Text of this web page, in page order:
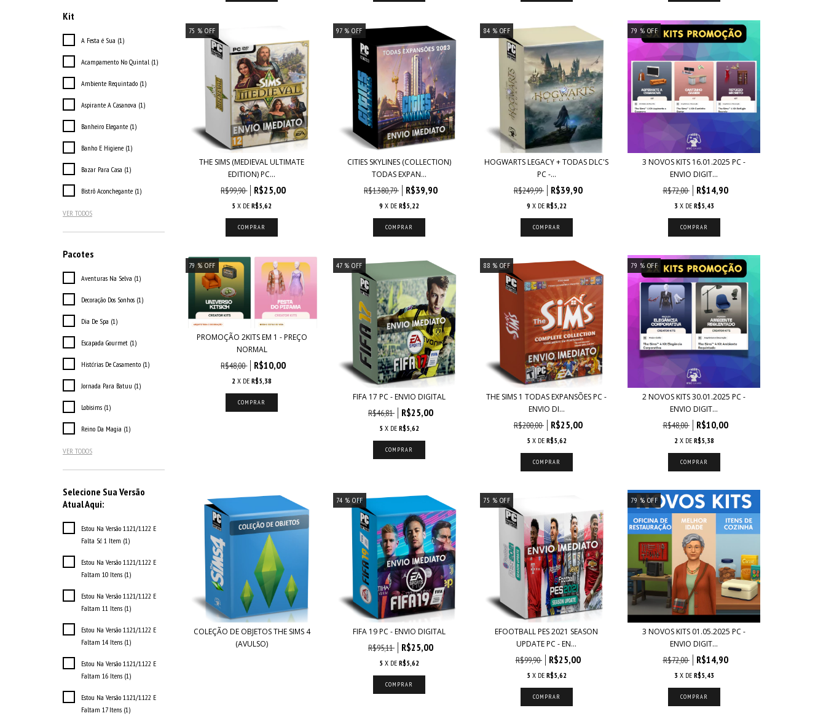
Kit
A Festa é Sua (1)
Acampamento No Quintal (1)
Ambiente Requintado (1)
Aspirante A Casanova (1)
Banheiro Elegante (1)
Banho E Higiene (1)
Bazar Para Casa (1)
Bistrô Aconchegante (1)
VER TODOS
Pacotes
Aventuras Na Selva (1)
Decoração Dos Sonhos (1)
Dia De Spa (1)
Escapada Gourmet (1)
Histórias De Casamento (1)
Jornada Para Batuu (1)
Lobisims (1)
Reino Da Magia (1)
VER TODOS
Selecione Sua Versão
Atual Aqui:
Estou Na Versão 1.121/1.122 E
Falta Só 1 Item (1)
Estou Na Versão 1.121/1.122 E
Faltam 10 Itens (1)
Estou Na Versão 1.121/1.122 E
Faltam 11 Itens (1)
Estou Na Versão 1.121/1.122 E
Faltam 14 Itens (1)
Estou Na Versão 1.121/1.122 E
Faltam 16 Itens (1)
Estou Na Versão 1.121/1.122 E
Faltam 17 Itens (1)
75 % OFF
THE SIMS (MEDIEVAL ULTIMATE
EDITION) PC...
R$99,90 R$25,00
5 X DER$5,62
97% OFF
CITIES SKYLINES (COLLECTION)
TODAS EXPAN...
R$1.380,79 R$39,90
9 X DER$5,22
84 % OFF
HOGWARTS LEGACY + TODAS DLC'S
PC -...
R$249,99 R$39,90
9 X DE R$5,22
79 % OFF
3 NOVOS KITS 16.01.2025 PC -
ENVIO DIGIT...
R$72,00 R$14,90
3 X DE R$5,43
79 % OFF
PROMOÇÃO 2KITS EM 1 - PREÇO
NORMAL
R$48,00 R$10,00
2 X DER$5,38
47% OFF
FIFA 17 PC - ENVIO DIGITAL
R$46,81 R$25,00
5 X DER$5,62
88 % OFF
THE SIMS 1 TODAS EXPANSÕES PC -
ENVIO DI...
R$200,00 R$25,00
5 X DE R$5,62
79 % OFF
2 NOVOS KITS 30.01.2025 PC -
ENVIO DIGIT...
R$48,00 R$10,00
2 X DE R$5,38
COLEÇÃO DE OBJETOS THE SIMS 4
(AVULSO)
74 % OFF
FIFA 19 PC - ENVIO DIGITAL
R$95,11 R$25,00
5 X DER$5,62
75 % OFF
EFOOTBALL PES 2021 SEASON
UPDATE PC - EN...
R$99,90 R$25,00
5 X DE R$5,62
79 % OFF
3 NOVOS KITS 01.05.2025 PC -
ENVIO DIGIT...
R$72,00 R$14,90
3 X DE R$5,43